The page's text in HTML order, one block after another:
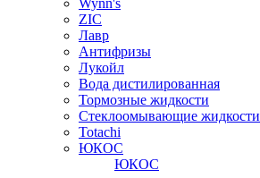
Wynn's
ZIC
Лавр
Антифризы
Лукойл
Вода дистилированная
Тормозные жидкости
Стеклоомывающие жидкости
Totachi
ЮКОС
ЮКОС